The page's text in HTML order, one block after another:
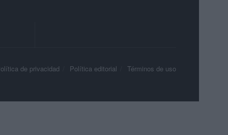
de privacidad Política editorial Términos de uso